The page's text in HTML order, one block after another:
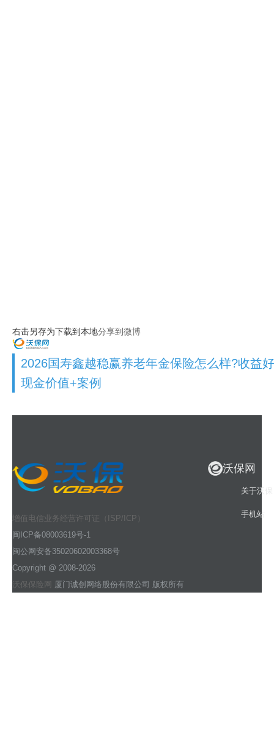
右击另存为下载到本地
2026国寿鑫越稳赢养老年金保险怎么样?收益
现金价值+案例
分享到微博
增值电信业务经营许可证（ISP/ICP）
闽ICP备08003619号-1
闽公网安备35020602003368号
Copyright @ 2008-2026
沃保保险网 厦门诚创网络股份有限公司 版权所有
沃保网
关于沃保
手机站